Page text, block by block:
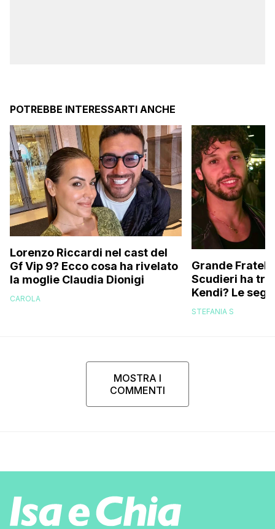
POTREBBE INTERESSARTI ANCHE
Lorenzo Riccardi nel cast del
Gf Vip 9? Ecco cosa ha rivelato
la moglie Claudia Dionigi
CAROLA
Grande
Scudieri ha
Kendi? Le
replica dell’ex
STEFANIA S
MOSTRA I
COMMENTI